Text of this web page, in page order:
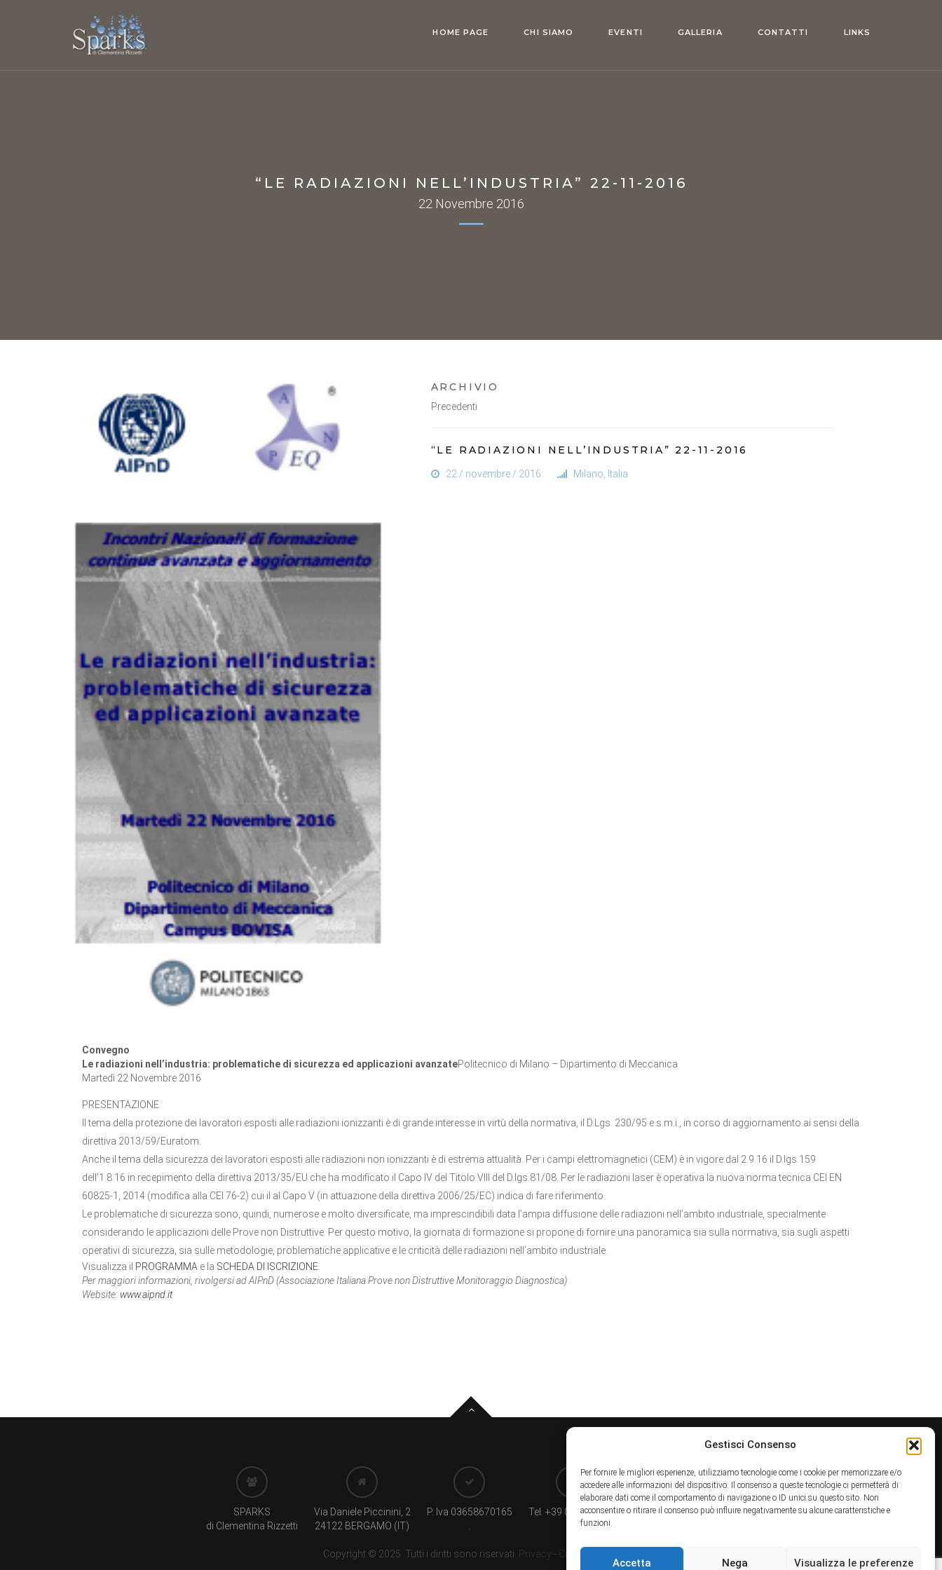
Gestisci Consenso
Per fornire le migliori esperienze, utilizziamo tecnologie come i cookie per memorizzare e/o
accedere alle informazioni del dispositivo. Il consenso a queste tecnologie ci permetterà di
elaborare dati come il comportamento di navigazione o ID unici su questo sito. Non
acconsentire o ritirare il consenso può influire negativamente su alcune caratteristiche e
funzioni.
Accetta Nega Visualizza le preferenze
HOME PAGE CHI SIAMO EVENTI GALLERIA CONTATTI LINKS
“LE RADIAZIONI NELL’INDUSTRIA” 22-11-2016
22 Novembre 2016
ARCHIVIO
Precedenti
“LE RADIAZIONI NELL’INDUSTRIA” 22-11-2016
22 / novembre / 2016 Milano, Italia
Convegno
Le radiazioni nell’industria: problematiche di sicurezza ed applicazioni avanzatePolitecnico di Milano – Dipartimento di Meccanica
Martedì 22 Novembre 2016
PRESENTAZIONE
Il tema della protezione dei lavoratori esposti alle radiazioni ionizzanti è di grande interesse in virtù della normativa, il D.Lgs. 230/95 e s.m.i., in corso di aggiornamento ai sensi della
direttiva 2013/59/Euratom.
Anche il tema della sicurezza dei lavoratori esposti alle radiazioni non ionizzanti è di estrema attualità. Per i campi elettromagnetici (CEM) è in vigore dal 2.9.16 il D.lgs.159
dell’1.8.16 in recepimento della direttiva 2013/35/EU che ha modificato il Capo IV del Titolo VIII del D.lgs.81/08. Per le radiazioni laser è operativa la nuova norma tecnica CEI EN
60825-1, 2014 (modifica alla CEI 76-2) cui il al Capo V (in attuazione della direttiva 2006/25/EC) indica di fare riferimento.
Le problematiche di sicurezza sono, quindi, numerose e molto diversificate, ma imprescindibili data l’ampia diffusione delle radiazioni nell’ambito industriale, specialmente
considerando le applicazioni delle Prove non Distruttive. Per questo motivo, la giornata di formazione si propone di fornire una panoramica sia sulla normativa, sia sugli aspetti
operativi di sicurezza, sia sulle metodologie, problematiche applicative e le criticità delle radiazioni nell’ambito industriale.
Visualizza il PROGRAMMA e la SCHEDA DI ISCRIZIONE
Per maggiori informazioni, rivolgersi ad AIPnD (Associazione Italiana Prove non Distruttive Monitoraggio Diagnostica)
Website: www.aipnd.it
SPARKS
di Clementina Rizzetti
Via Daniele Piccinini, 2
24122 BERGAMO (IT)
P. Iva 03658670165
Tel. +39 035237666
info@sparkseventi.com
Copyright © 2025. Tutti i diritti sono riservati. Privacy - Cookie Policy